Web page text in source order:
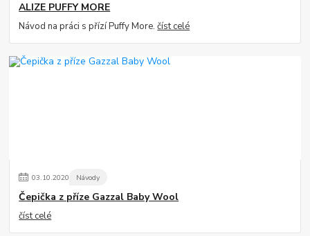
ALIZE PUFFY MORE
Návod na práci s přízí Puffy More.číst celé
03.10.2020 Návody
Čepička z příze Gazzal Baby Wool
číst celé